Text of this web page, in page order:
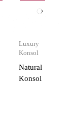
Luxury
Konsol
Natural
Konsol